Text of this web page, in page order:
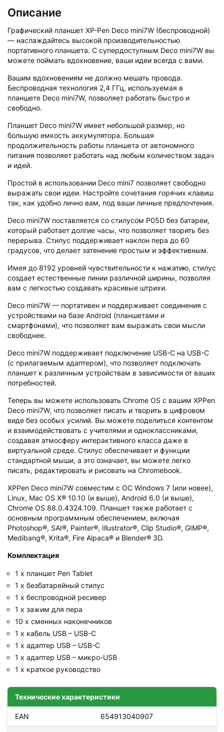
Описание
Графический планшет XP-Pen Deco mini7W (беспроводной)
— наслаждайтесь высокой производительностью
портативного планшета. С супердоступным Deco mini7W вы
можете поймать вдохновение, ваши идеи всегда с вами.
Вашим вдохновениям не должно мешать провода.
Беспроводная технология 2,4 ГГц, используемая в
планшете Deco mini7W, позволяет работать быстро и
свободно.
Планшет Deco mini7W имеет небольшой размер, но
большую емкость аккумулятора. Большая
продолжительность работы планшета от автономного
питания позволяет работать над любым количеством задач
и идей.
Простой в использовании Deco mini7 позволяет свободно
выражать свои идеи. Настройте сочетания горячих клавиш
так, как удобно лично вам, под ваши личные предпочтения.
Deco mini7W поставляется со стилусом P05D без батареи,
который работает долгие часы, что позволяет творить без
перерыва. Стилус поддерживает наклон пера до 60
градусов, что делает затенение простым и эффективным.
Имея до 8192 уровней чувствительности к нажатию, стилус
создает естественные линии различной ширины, позволяя
вам с легкостью создавать красивые штрихи.
Deco mini7W — портативен и поддерживает соединения с
устройствами на базе Android (планшетами и
смартфонами), что позволяет вам выражать свои мысли
свободнее.
Deco mini7W поддерживает подключение USB-C на USB-C
(с прилагаемым адаптером), что позволяет подключать
планшет к различным устройствам в зависимости от ваших
потребностей.
Теперь вы можете использовать Chrome OS с вашим XPPen
Deco mini7W, что позволяет писать и творить в цифровом
виде без особых усилий. Вы можете поделиться контентом
и взаимодействовать с учителями и одноклассниками,
создавая атмосферу интерактивного класса даже в
виртуальной среде. Стилус обеспечивает и функции
стандартной мыши, а это означает, вы можете легко
писать, редактировать и рисовать на Chromebook.
XPPen Deco mini7W совместим с ОС Windows 7 (или новее),
Linux, Mac OS X® 10.10 (и выше), Android 6.0 (и выше),
Chrome OS 88.0.4324.109. Планшет также работает с
основным программным обеспечением, включая
Photoshop®, SAI®, Painter®, Illustrator®, Clip Studio®, GIMP®,
Medibang®, Krita®, Fire Alpaca® и Blender® 3D.
Комплектация
1 x планшет Pen Tablet
1 x безбатарейный стилус
1 x беспроводной ресивер
1 x зажим для пера
10 x сменных наконечников
1 x кабель USB – USB-C
1 x адаптер USB – USB-C
1 x адаптер USB – микро-USB
1 x краткое руководство
Технические характеристики
EAN 654913040907